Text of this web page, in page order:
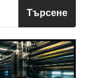
Търсене